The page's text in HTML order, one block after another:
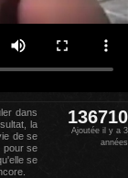
dans
la
de se
pour se
se
136710
Ajoutée il y a 3
années